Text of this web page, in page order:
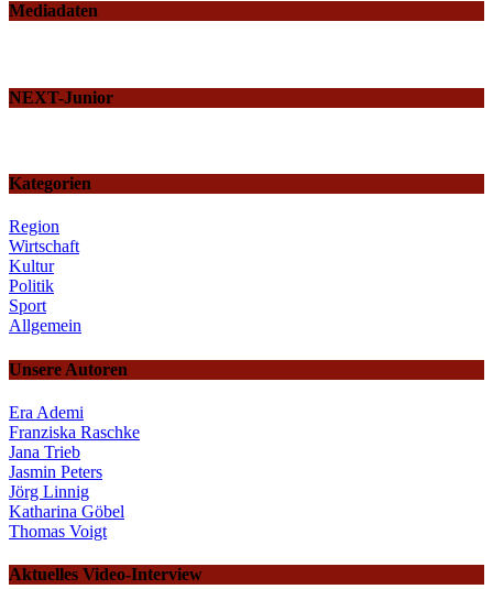
Mediadaten
NEXT-Junior
Kategorien
Region
Wirtschaft
Kultur
Politik
Sport
Allgemein
Unsere Autoren
Era Ademi
Franziska Raschke
Jana Trieb
Jasmin Peters
Jörg Linnig
Katharina Göbel
Thomas Voigt
Aktuelles Video-Interview